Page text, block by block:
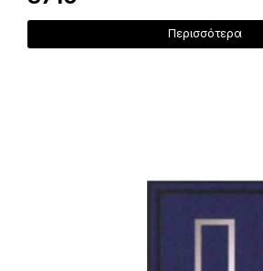
Περισσότερα